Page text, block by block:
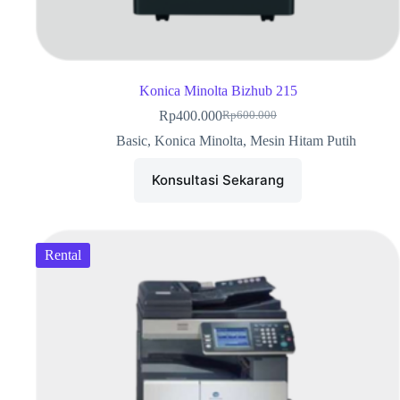
Konica Minolta Bizhub 215
Rp600.000
Rp400.000
Basic, Konica Minolta, Mesin Hitam Putih
Konsultasi Sekarang
Rental